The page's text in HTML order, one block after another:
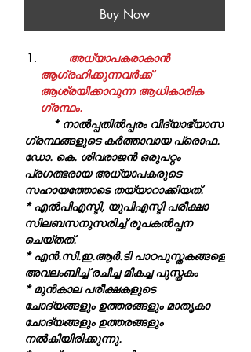
Buy Now
അധ്യാപകരാകാന്‍
ആഗ്രഹിക്കുന്നവര്‍ക്ക്
ആശ്രയിക്കാവുന്ന ആധികാരിക
ഗ്രന്ഥം.
* നാല്‍പ്പതില്‍പ്പരം വിദ്യാഭ്യാസ
ഗ്രന്ഥങ്ങളുടെ കര്‍ത്താവായ പ്രൊഫ.
ഡോ. കെ. ശിവരാജന്‍ ഒരുപറ്റം
പ്രഗത്ഭരായ അധ്യാപകരുടെ
സഹായത്തോടെ തയ്യാറാക്കിയത്.
* എല്‍പിഎസ്ടി, യുപിഎസ്ടി പരീക്ഷാ
സിലബസനുസരിച്ച് രൂപകല്‍പ്പന
ചെയ്തത്.
* എന്‍.സി.ഇ.ആര്‍.ടി പാഠപുസ്തകങ്ങളെ
അവലംബിച്ച് രചിച്ച മികച്ച പുസ്തകം
* മുന്‍കാല പരീക്ഷകളുടെ
ചോദ്യങ്ങളും ഉത്തരങ്ങളും മാതൃകാ
ചോദ്യങ്ങളും ഉത്തരങ്ങളും
നല്‍കിയിരിക്കുന്നു.